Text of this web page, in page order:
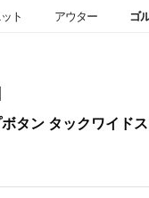
ト アウター ゴ
タン タックワイド